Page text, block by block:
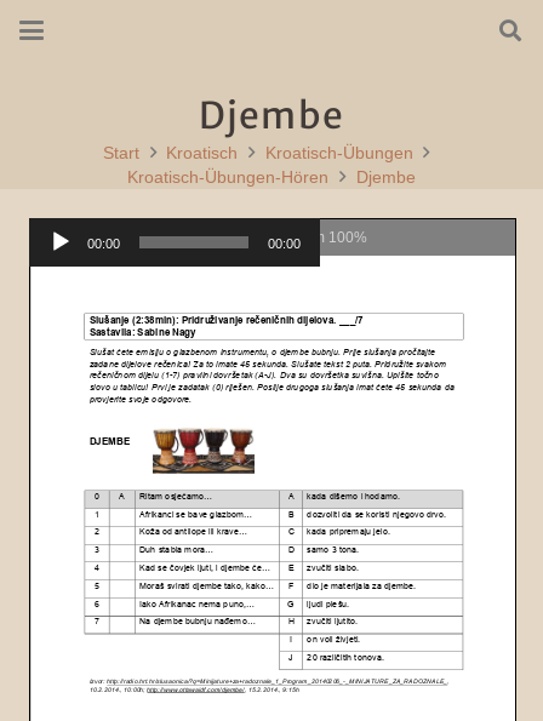
Djembe
Start Kroatisch
Kroatisch-Übungen
Kroatisch-Übungen-Hören
Djembe
Audio-
Player
00:00 00:00
Page1/2 Zoom 100%